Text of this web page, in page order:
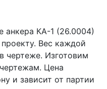
анкера КА-1 (26.0004)
Вес каждой
чертеже. Изготовим
Цена
и зависит от партии